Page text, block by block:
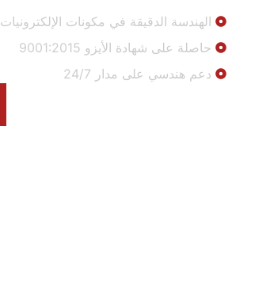
الهندسة الدقيقة في مكونات الإلكترونيات
حاصلة على شهادة الأيزو 9001:2015
دعم هندسي على مدار 24/7